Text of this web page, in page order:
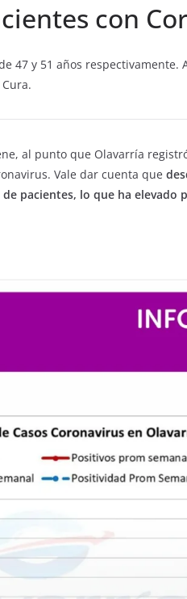
con
47 y 51 años respectivamente.
al punto que Olavarría
Vale dar cuenta que
pacientes, lo que ha elevado